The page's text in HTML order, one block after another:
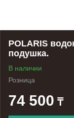
POLARIS
подушка.
В наличии
Розница
74 500 ₸